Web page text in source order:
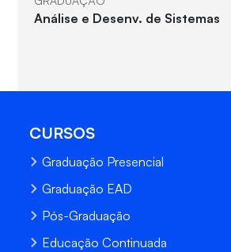
Análise e Desenv. de Sistemas
CURSOS
Graduação Presencial
Graduação EAD
Pós-Graduação
Educação Continuada